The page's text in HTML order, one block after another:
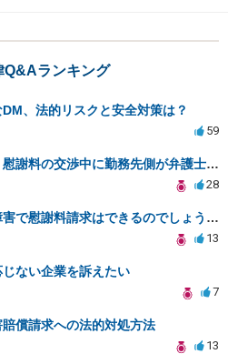
Q&Aランキング
、法的リスクと安全対策は？
59
パワハラ被害で退職。慰謝料の交渉中に勤務先側が弁護士を立ててきました
28
労災事故による身体障害で慰謝料請求はできるのでしょうか？
13
ない企業を訴えたい
7
償請求への法的対処方法
13